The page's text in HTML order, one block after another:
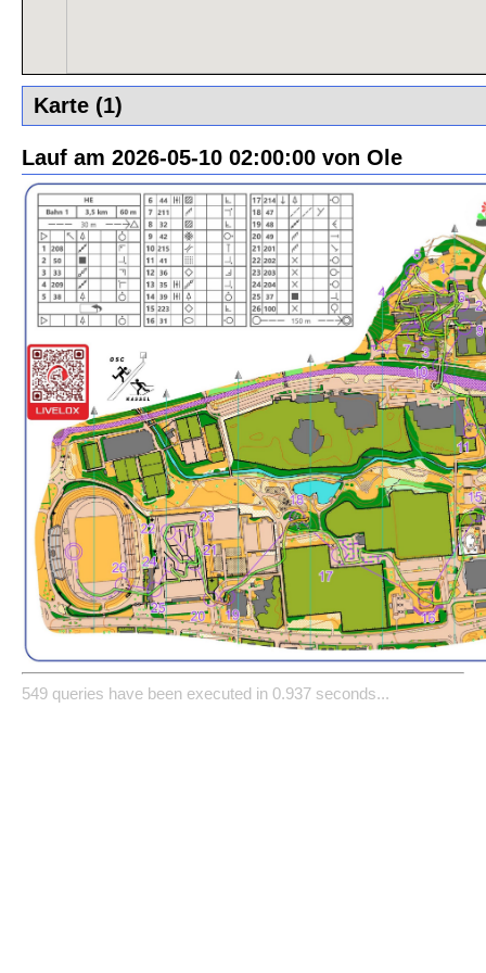
Karte (1)
Lauf am 2026-05-10 02:00:00 von Ole
549 queries have been executed in 0.937 seconds...